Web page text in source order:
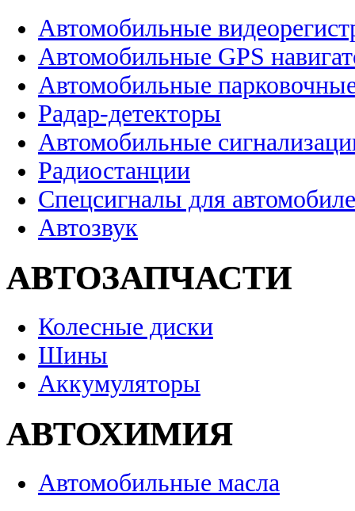
Автомобильные
Автомобильные GPS
Автомобильные
Радар-детекторы
Автомобильные
Радиостанции
Спецсигналы для
Автозвук
АВТОЗАПЧАСТИ
Колесные диски
Шины
Аккумуляторы
АВТОХИМИЯ
Автомобильные масла